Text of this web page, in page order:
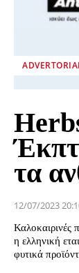
τα
12/07/2023
Καλοκαιρινές
η ελληνική
φυτικά